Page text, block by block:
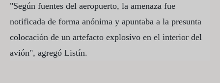
"Según fuentes del aeropuerto, la amenaza fue
notificada de forma anónima y apuntaba a la presunta
colocación de un artefacto explosivo en el interior del
avión", agregó Listín.